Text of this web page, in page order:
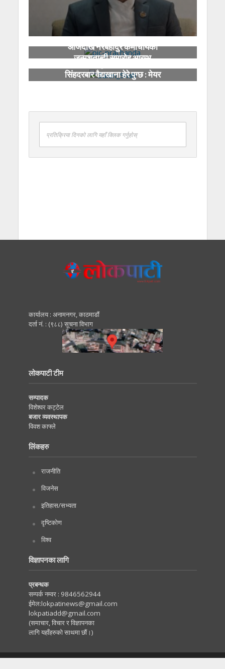
आजदेखि नरबहादुर कर्माचार्यको
जन्मशताब्दी समारोह आरम्भ
सिंहदरबार वैद्यखाना हेरे पुग्छ : मेयर
प्रतिक्रिया दिनको लागि यहाँ क्लिक गर्नुहोस्
कार्यालय : अनामनगर, काठमाडाैं
दर्ता नं. : (९८८) सूचना विभाग
लोकपाटी टीम
सम्पादक
विशेश्वर कट्टेल
बजार व्यवस्थापक
विवश काफ्ले
लिंकहरु
राजनीति
विजनेस
इतिहास/सभ्यता
दृष्टिकोण
विश्व
विज्ञापनका लागि
प्रबन्धक
सम्पर्क नम्वर : 9846562944
ईमेल:lokpatinews@gmail.com
lokpatiadd@gmail.com
(समाचार, विचार र विज्ञापनका
लागि यहाँहरुको साथमा छौं।)